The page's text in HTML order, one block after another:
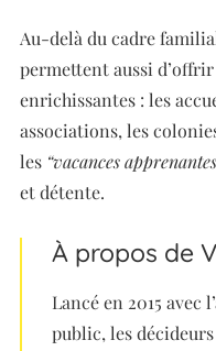
Au-delà du cadre
permettent aussi d’offrir
enrichissantes : les
associations, les
les “vacances
et détente.
À propos de
Lancé en 2015
public, les